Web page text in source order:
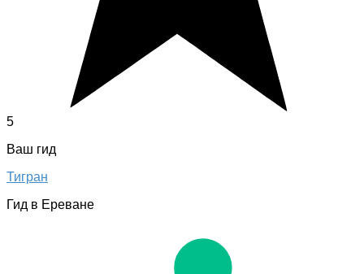
5
Ваш гид
Тигран
Гид в Ереване